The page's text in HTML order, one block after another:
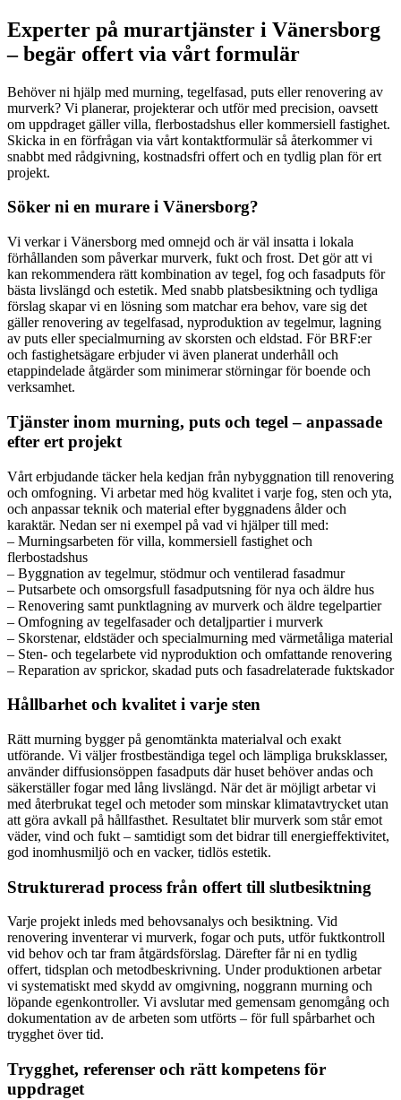
Experter på murartjänster i Vänersborg
– begär offert via vårt formulär
Behöver ni hjälp med murning, tegelfasad, puts eller renovering av
murverk? Vi planerar, projekterar och utför med precision, oavsett
om uppdraget gäller villa, flerbostadshus eller kommersiell fastighet.
Skicka in en förfrågan via vårt kontaktformulär så återkommer vi
snabbt med rådgivning, kostnadsfri offert och en tydlig plan för ert
projekt.
Söker ni en murare i Vänersborg?
Vi verkar i Vänersborg med omnejd och är väl insatta i lokala
förhållanden som påverkar murverk, fukt och frost. Det gör att vi
kan rekommendera rätt kombination av tegel, fog och fasadputs för
bästa livslängd och estetik. Med snabb platsbesiktning och tydliga
förslag skapar vi en lösning som matchar era behov, vare sig det
gäller renovering av tegelfasad, nyproduktion av tegelmur, lagning
av puts eller specialmurning av skorsten och eldstad. För BRF:er
och fastighetsägare erbjuder vi även planerat underhåll och
etappindelade åtgärder som minimerar störningar för boende och
verksamhet.
Tjänster inom murning, puts och tegel – anpassade
efter ert projekt
Vårt erbjudande täcker hela kedjan från nybyggnation till renovering
och omfogning. Vi arbetar med hög kvalitet i varje fog, sten och yta,
och anpassar teknik och material efter byggnadens ålder och
karaktär. Nedan ser ni exempel på vad vi hjälper till med:
– Murningsarbeten för villa, kommersiell fastighet och
flerbostadshus
– Byggnation av tegelmur, stödmur och ventilerad fasadmur
– Putsarbete och omsorgsfull fasadputsning för nya och äldre hus
– Renovering samt punktlagning av murverk och äldre tegelpartier
– Omfogning av tegelfasader och detaljpartier i murverk
– Skorstenar, eldstäder och specialmurning med värmetåliga material
– Sten- och tegelarbete vid nyproduktion och omfattande renovering
– Reparation av sprickor, skadad puts och fasadrelaterade fuktskador
Hållbarhet och kvalitet i varje sten
Rätt murning bygger på genomtänkta materialval och exakt
utförande. Vi väljer frostbeständiga tegel och lämpliga bruksklasser,
använder diffusionsöppen fasadputs där huset behöver andas och
säkerställer fogar med lång livslängd. När det är möjligt arbetar vi
med återbrukat tegel och metoder som minskar klimatavtrycket utan
att göra avkall på hållfasthet. Resultatet blir murverk som står emot
väder, vind och fukt – samtidigt som det bidrar till energieffektivitet,
god inomhusmiljö och en vacker, tidlös estetik.
Strukturerad process från offert till slutbesiktning
Varje projekt inleds med behovsanalys och besiktning. Vid
renovering inventerar vi murverk, fogar och puts, utför fuktkontroll
vid behov och tar fram åtgärdsförslag. Därefter får ni en tydlig
offert, tidsplan och metodbeskrivning. Under produktionen arbetar
vi systematiskt med skydd av omgivning, noggrann murning och
löpande egenkontroller. Vi avslutar med gemensam genomgång och
dokumentation av de arbeten som utförts – för full spårbarhet och
trygghet över tid.
Trygghet, referenser och rätt kompetens för
uppdraget